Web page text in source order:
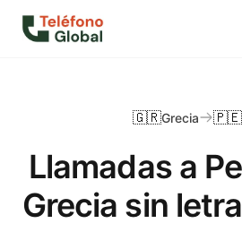
Llamadas a
Grecia sin
🇬🇷Grecia 🇵🇪